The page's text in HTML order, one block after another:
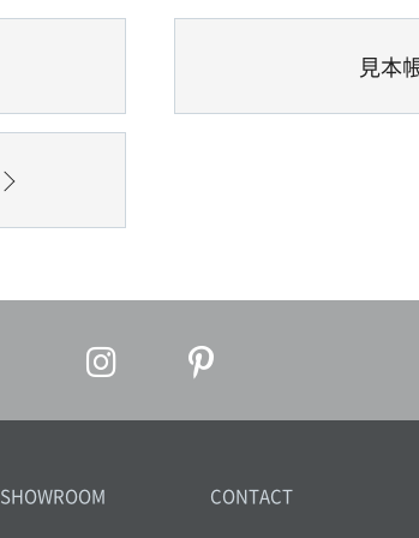
見本
SHOWROOM CONTACT